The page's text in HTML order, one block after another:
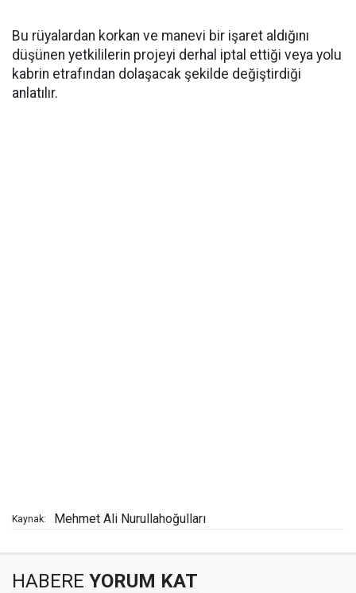
Bu rüyalardan korkan ve manevi bir işaret aldığını
düşünen yetkililerin projeyi derhal iptal ettiği veya yolu
kabrin etrafından dolaşacak şekilde değiştirdiği
anlatılır.
Kaynak: Mehmet Ali Nurullahoğulları
HABERE YORUM KAT